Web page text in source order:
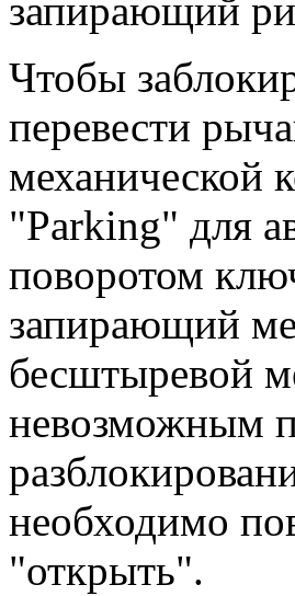
запирающий
Чтобы
перевести
механической
"Parking" для
поворотом
запирающий
бесштыревой
невозможным
необходимо
"открыть".